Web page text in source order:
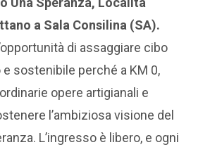
a Sala Consilina (SA).
di assaggiare cibo
sostenibile perché a KM 0,
opere artigianali e
l’ambiziosa visione del
L’ingresso è libero, e ogni